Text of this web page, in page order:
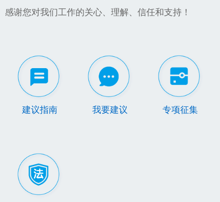
感谢您对我们工作的关心、理解、信任和支持！
建议指南 我要建议 专项征集